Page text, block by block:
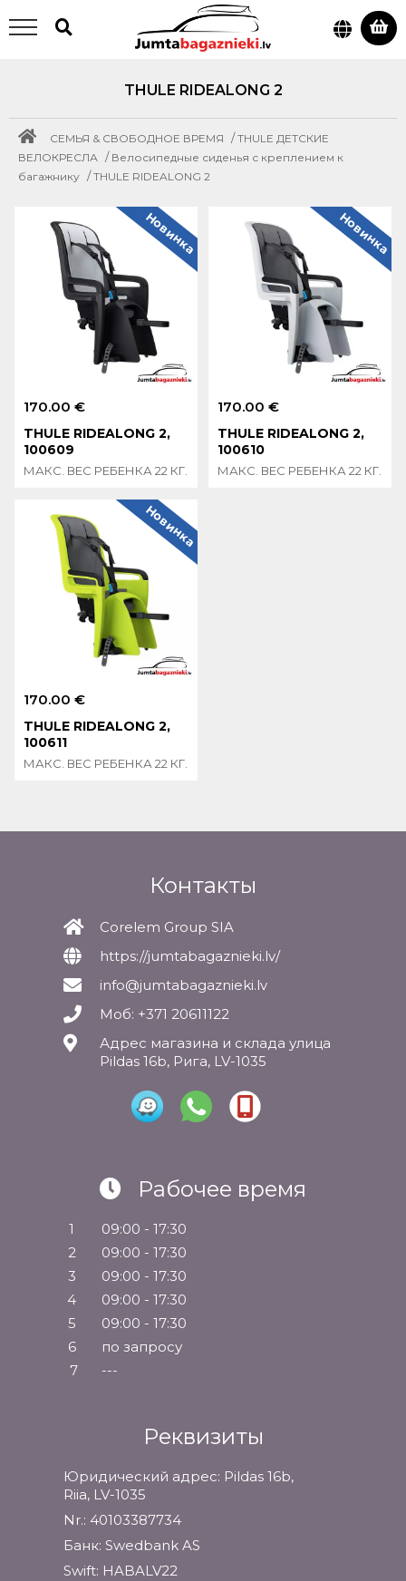
THULE RIDEALONG 2
СЕМЬЯ & СВОБОДНОЕ ВРЕМЯ /THULE ДЕТСКИЕ
ВЕЛОКРЕСЛА / Велосипедные сиденья с креплением к
багажнику /THULE RIDEALONG 2
170.00 €
THULE RIDEALONG 2,
100609
МАКС. ВЕС РЕБЕНКА 22 КГ.
Новинка
170.00 €
THULE RIDEALONG 2,
100610
МАКС. ВЕС РЕБЕНКА 22 КГ.
Новинка
170.00 €
THULE RIDEALONG 2,
100611
МАКС. ВЕС РЕБЕНКА 22 КГ.
Новинка
Контакты
Corelem Group SIA
https://jumtabagaznieki.lv/
info@jumtabagaznieki.lv
Моб: +371 20611122
Адрес магазина и склада улица
Pildas 16b, Рига, LV-1035
Рабочее время
1
09:00 - 17:30
2
09:00 - 17:30
3
09:00 - 17:30
4
09:00 - 17:30
5
09:00 - 17:30
6
по запросу
7
---
Реквизиты
Юридический адрес: Pildas 16b,
Riia, LV-1035
Nr.: 40103387734
Банк: Swedbank AS
Swift: HABALV22